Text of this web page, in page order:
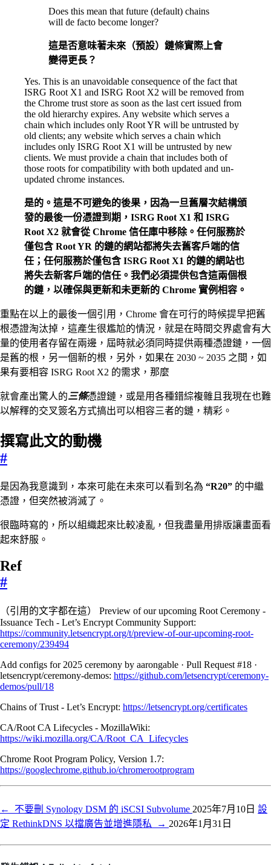
Does this mean that future (default) chains
will de facto become longer?
這是否意味著未來（預設）鏈條實際上會
變得更長？
Yes. This is an unavoidable consequence of the fact that
ISRG Root X1 and ISRG Root X2 will be removed from
the Chrome trust store as soon as the last cert issued from
the old hierarchy expires. Any website which serves a
chain which includes only Root YR will be untrusted by
old clients; any website which serves a chain which
includes only ISRG Root X1 will be untrusted by new
clients. We must provide a chain that includes both of
those roots for compatibility with both updated and un-
updated chrome instances.
是的。這是不可避免的後果，因為一旦舊層次結構頒
發的最後一份憑證到期，ISRG Root X1 和 ISRG
Root X2 就會從 Chrome 信任庫中移除。任何服務於
僅包含 Root YR 的鏈的網站都將失去舊客戶端的信
任；任何服務於僅包含 ISRG Root X1 的鏈的網站也
將失去新客戶端的信任。我們必須提供包含這兩個根
的鏈，以確保與更新和未更新的 Chrome 實例相容。
重點在以上的最後一個引用，Chrome 會在可行的時候提早把舊
根憑證淘汰掉，這產生很尷尬的情況，就是在時間交界處會有大
量的使用者存留在兩邊，屆時就必須同時提供兩種憑證鏈，一個
是舊的根，另一個新的根，另外，如果在 2030 ~ 2035 之間，如
果有要相容 ISRG Root X2 的需求，那麼
就會產出驚人的三條憑證鏈，或是用各種錯綜複雜且我現在也難
以解釋的交叉簽名方式搞出可以相容三者的鏈，精彩。
撰寫此文的動機
#
是因為我意識到，本來可能在未來可以看到名為 “R20” 的中繼
憑證，但突然被消滅了。
很臨時寫的，所以組織起來比較凌亂，但我盡量用排版讓畫面看
起來舒服。
Ref
#
（引用的文字都在這） Preview of our upcoming Root Ceremony -
Issuance Tech - Let’s Encrypt Community Support:
https://community.letsencrypt.org/t/preview-of-our-upcoming-root-
ceremony/239494
Add configs for 2025 ceremony by aarongable · Pull Request #18 ·
letsencrypt/ceremony-demos: https://github.com/letsencrypt/ceremony-
demos/pull/18
Chains of Trust - Let’s Encrypt: https://letsencrypt.org/certificates
CA/Root CA Lifecycles - MozillaWiki:
https://wiki.mozilla.org/CA/Root_CA_Lifecycles
Chrome Root Program Policy, Version 1.7:
https://googlechrome.github.io/chromerootprogram
← 不要刪 Synology DSM 的 iSCSI Subvolume 2025年7月10日 設
定 RethinkDNS 以擋廣告並增進隱私
→ 2026年1月31日